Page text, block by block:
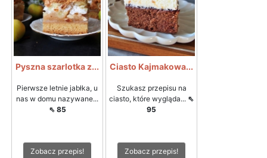
Pyszna szarlotka z...
Pierwsze letnie jabłka, u
nas w domu nazywane...
⇖ 85
Zobacz przepis!
Ciasto Kajmakowa...
Szukasz przepisu na
ciasto, które wygląda... ⇖
95
Zobacz przepis!